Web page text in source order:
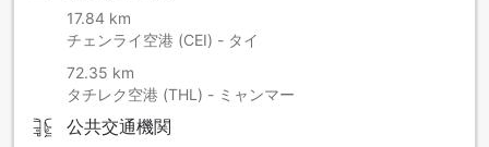
17.84 km
チェンライ空港 (CEI) - タイ
72.35 km
タチレク空港 (THL) - ミャンマー
公共交通機関